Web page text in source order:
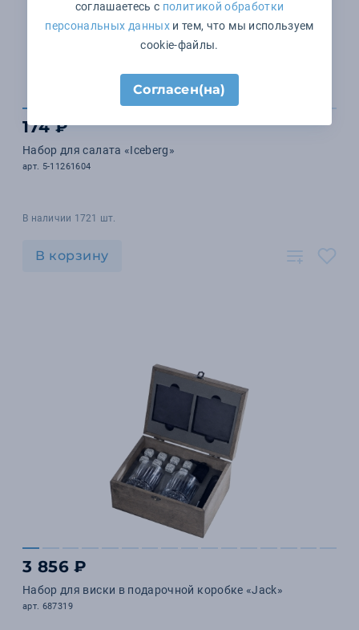
174 ₽
Набор для салата «Iceberg»
арт. 5-11261604
В наличии 1721 шт.
В корзину
3 856 ₽
Набор для виски в подарочной коробке «Jack»
арт. 687319
соглашаетесь с политикой обработки
персональных данныхи тем, что мы используем
cookie-файлы.
Согласен(на)